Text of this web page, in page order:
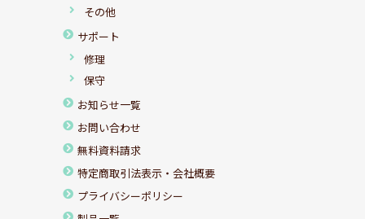
その他
サポート
修理
保守
お知らせ一覧
お問い合わせ
無料資料請求
特定商取引法表示・会社概要
プライバシーポリシー